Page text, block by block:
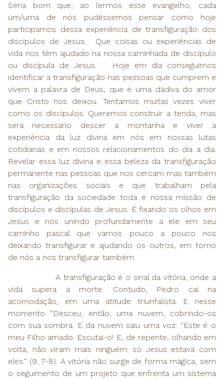
Seria bom que, ao lermos esse evangelho, cada
um/uma de nós pudéssemos pensar como hoje
participamos dessa experiência de transfiguração dos
discípulos de Jesus. Que coisas ou experiências de
vida nos têm ajudado na nossa caminhada de discípulo
ou discípula de Jesus.
Hoje em dia conseguimos
identificar a transfiguração nas pessoas que cumprem e
vivem a palavra de Deus, que é uma dádiva do amor
que Cristo nos deixou. Tentamos muitas vezes viver
como os discípulos. Queremos construir a tenda, mas
será necessário descer a montanha e viver a
experiência da luz divina em nós em nossas lutas
cotidianas e em nossos relacionamentos do dia a dia.
Revelar essa luz divina e essa beleza da transfiguração
permanente nas pessoas que nos cercam mas também
nas organizações sociais e que trabalham pela
transfiguração da sociedade toda é nossa missão de
discípulos e discípulas de Jesus. É fixando os olhos em
Jesus e nos unindo profundamente a ele em seu
caminho pascal que vamos pouco a pouco nos
deixando transfigurar e ajudando os outros, em torno
de nós a nos transfigurar também.
A transfiguração é o sinal da vitória, onde a
vida supera a morte. Contudo, Pedro cai na
acomodação, em uma atitude triunfalista. E nesse
momento “Desceu, então, uma nuvem, cobrindo-os
com sua sombra. E da nuvem saiu uma voz: “Este é o
meu Filho amado. Escutai-o! E, de repente, olhando em
volta, não viram mais ninguém: só Jesus estava com
eles.” (9, 7-8). A vitória não surge de forma mágica, sem
o seguimento de um projeto que enfrenta um sistema